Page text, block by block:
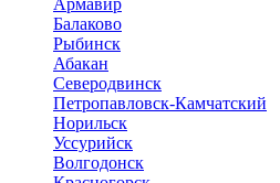
Армавир
Балаково
Рыбинск
Абакан
Северодвинск
Петропавловск-Камчатский
Норильск
Уссурийск
Волгодонск